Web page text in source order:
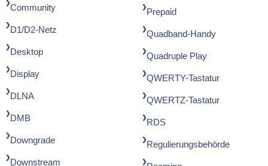
Community
D1/D2-Netz
Desktop
Display
DLNA
DMB
Downgrade
Downstream
Prepaid
Quadband-Handy
Quadruple Play
QWERTY-Tastatur
QWERTZ-Tastatur
RDS
Regulierungsbehörde